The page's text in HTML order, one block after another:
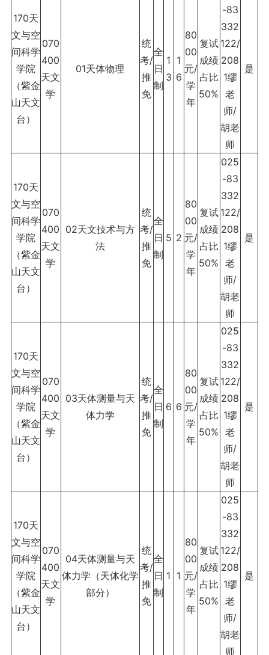
170天
文与空
间科学
学院
（紫金
山天文
台）
070
400
天文
学
01天体物理
统
考/
推
免
全
日
制
1
3
1
6
80
00
元/
学
年
复试
成绩
占比
50%
-83
332
122/
208
1缪
老
师/
胡老
师
是
170天
文与空
间科学
学院
（紫金
山天文
台）
070
400
天文
学
02天文技术与方
法
统
考/
推
免
全
日
制
5 2
80
00
元/
学
年
复试
成绩
占比
50%
025
-83
332
122/
208
1缪
老
师/
胡老
师
是
170天
文与空
间科学
学院
（紫金
山天文
台）
070
400
天文
学
03天体测量与天
体力学
统
考/
推
免
全
日
制
6 6
80
00
元/
学
年
复试
成绩
占比
50%
025
-83
332
122/
208
1缪
老
师/
胡老
师
是
170天
文与空
间科学
学院
（紫金
山天文
台）
070
400
天文
学
04天体测量与天
体力学（天体化学
部分）
统
考/
推
免
全
日
制
1 1
80
00
元/
学
年
复试
成绩
占比
50%
025
-83
332
122/
208
1缪
老
师/
胡老
师
是